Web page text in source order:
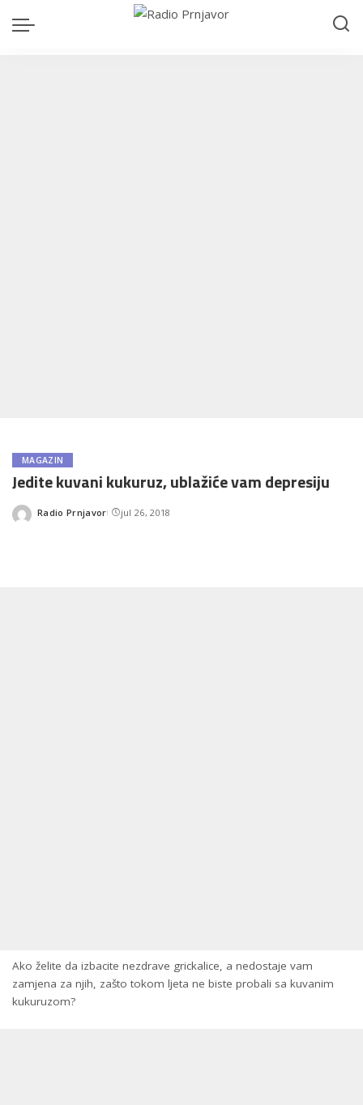
MAGAZIN
Jedite kuvani kukuruz, ublažiće vam depresiju
Posted
Radio Prnjavor jul 26, 2018
Ako želite da izbacite nezdrave grickalice, a nedostaje vam
zamjena za njih, zašto tokom ljeta ne biste probali sa kuvanim
kukuruzom?